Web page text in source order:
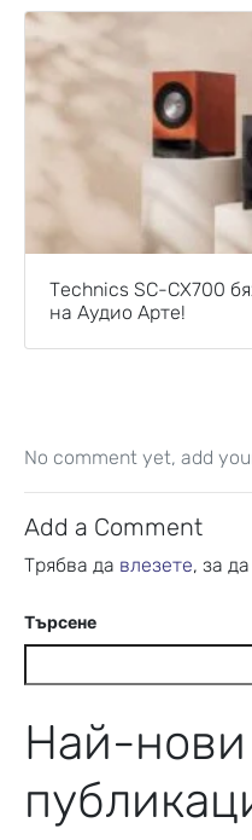
Technics SC-CX700
на Аудио Арте!
No comment yet, add
Add a Comment
Трябва да влезете, за
Търсене
Най-нови